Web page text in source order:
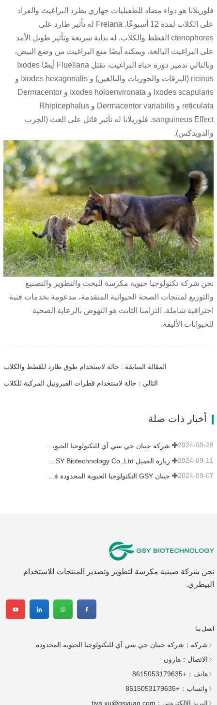
فلوريلانا هو دواء مضاد للطفيليات جهازي يطرد البراغيث والقراد
على الكلاب لمدة 12 أسبوعًا. Frelana له تأثير طارد على
ctenophores القطط والكلاب. له بداية سريعة وتأثير طويل الأمد
على البراغيث البالغة. ويمكنه أيضًا منع البراغيث من وضع البيض،
وبالتالي تدمير دورة حياة البراغيث. تقتل Fluellana أيضًا Ixodes
ricinus (اليرقات والحوريات والبالغين) و Ixodes hexagonalis و
Ixodes scapularis و Ixodes holoenvironata و Dermacentor
reticulata و Dermacentor variabilis و Rhipicephalus
sanguineus Effect. فلوريلانا له تأثير قاتل على العث (الجرب
والدويدكس).
نحن شركة تكنولوجيا حيوية مكرسة للبحث والتطوير والتصنيع
والتوزيع لمنتجات الصحة الحيوانية المتقدمة، مدعومة بخدمات فنية
احترافية شاملة. التزامنا الثابت هو النهوض بالرعاية الصحية
للحيوانات الأليفة.
المقالة السابقة : حالة لاستخدام طوق طارد للقطط والكلاب
التالي : حالة لاستخدام قطرات الفبرونيل المركبة للكلاب
أخبار ذات صلة
2024-09-28
2024-09-11
جينان GSY التكنولوجيا الحيوية المحدودة في معرض نانجينغ VIV 2024-09-07
نحن شركة صينية مكرسة لتطوير وتصدير المنتجات للاستخدام
البيطري.
اتصل بنا
شركة： شركة جينان جي سي آي للتكنولوجيا الحيوية المحدودة.
الاتصال： هارون
هاتف： +8615053179635
واتساب： +8615053179635
البريد الإلكتروني： tiya.xu@gsyuan.com